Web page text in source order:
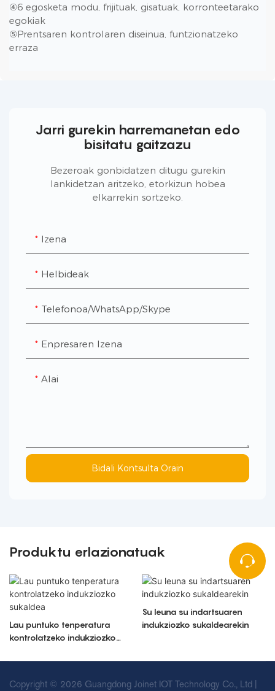
④6 egosketa modu, frijituak, gisatuak, korronteetarako
egokiak
⑤Prentsaren kontrolaren diseinua, funtzionatzeko
erraza
Jarri gurekin harremanetan edo
bisitatu gaitzazu
Bezeroak gonbidatzen ditugu gurekin
lankidetzan aritzeko, etorkizun hobea
elkarrekin sortzeko.
Izena
Helbideak
Telefonoa/WhatsApp/Skype
Enpresaren Izena
Alai
Bidali Kontsulta Orain
Produktu erlazionatuak
Lau puntuko tenperatura
kontrolatzeko indukziozko
Su leuna su indartsuaren
indukziozko sukaldearekin
Copyright © 2026 Guangdong Joinet IOT Technology Co., Ltd |